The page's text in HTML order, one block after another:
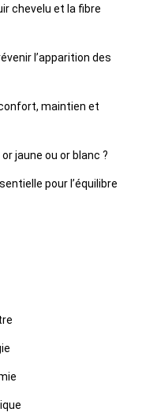
chevelu et la fibre
l’apparition des
maintien et
jaune ou or blanc ?
pour l’équilibre